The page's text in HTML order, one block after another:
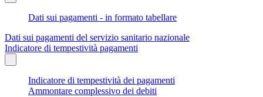
Dati sui pagamenti - in formato tabellare
Dati sui pagamenti del servizio sanitario nazionale
Indicatore di tempestività pagamenti
Indicatore di tempestività dei pagamenti
Ammontare complessivo dei debiti